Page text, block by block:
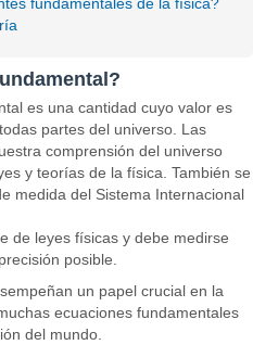
es una cantidad cuyo valor es
partes del universo. Las
comprensión del universo
y teorías de la física. También se
medida del Sistema Internacional
de leyes físicas y debe medirse
posible.
un papel crucial en la
ecuaciones fundamentales
del mundo.